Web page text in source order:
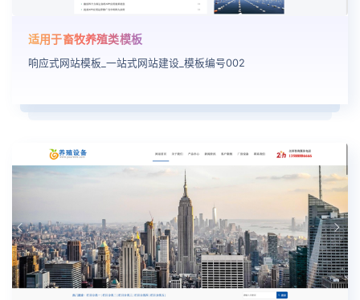
适用于畜牧养殖类模板
响应式网站模板_一站式网站建设_模板编号002